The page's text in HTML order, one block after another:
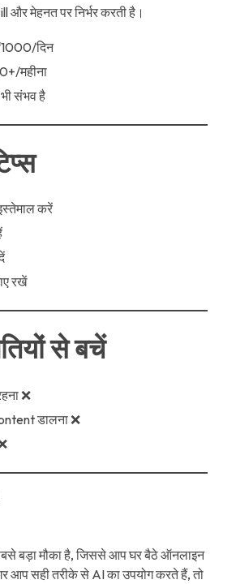
मेहनत पर निर्भर करती है।
दिन
महीना
संभव है
करें
रखें
से बचें
❌
डालना ❌
बड़ा मौका है, जिससे आप घर बैठे ऑनलाइन
सही तरीके से AI का उपयोग करते हैं, तो